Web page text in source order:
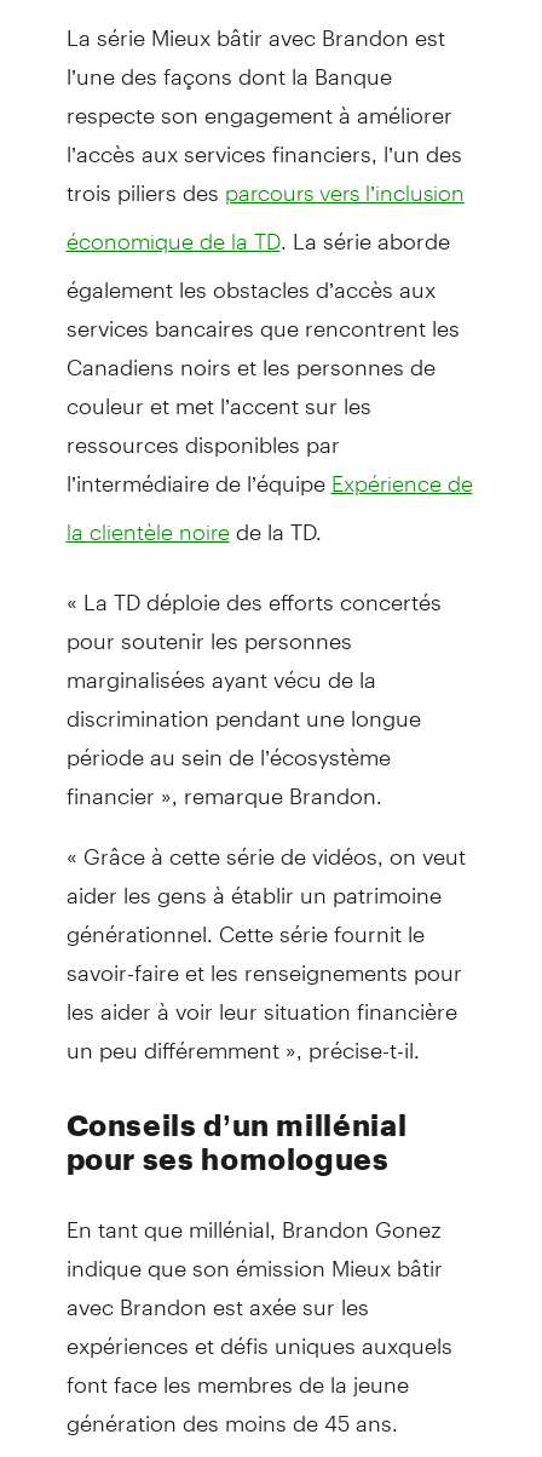
La série Mieux bâtir avec Brandon est
l’une des façons dont la Banque
respecte son engagement à améliorer
l’accès aux services financiers, l’un des
trois piliers des parcours vers l’inclusion
économique de la TD. La série aborde
également les obstacles d’accès aux
services bancaires que rencontrent les
Canadiens noirs et les personnes de
couleur et met l’accent sur les
ressources disponibles par
l’intermédiaire de l’équipe Expérience de
la clientèle noirede la TD.
« La TD déploie des efforts concertés
pour soutenir les personnes
marginalisées ayant vécu de la
discrimination pendant une longue
période au sein de l’écosystème
financier », remarque Brandon.
« Grâce à cette série de vidéos, on veut
aider les gens à établir un patrimoine
générationnel. Cette série fournit le
savoir-faire et les renseignements pour
les aider à voir leur situation financière
un peu différemment », précise-t-il.
Conseils d’un millénial
pour ses homologues
En tant que millénial, Brandon Gonez
indique que son émission Mieux bâtir
avec Brandon est axée sur les
expériences et défis uniques auxquels
font face les membres de la jeune
génération des moins de 45 ans.